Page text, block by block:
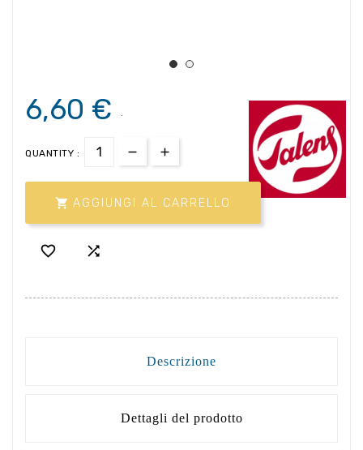
6,60 € .
QUANTITY :
 AGGIUNGI AL CARRELLO
 
Descrizione
Dettagli del prodotto